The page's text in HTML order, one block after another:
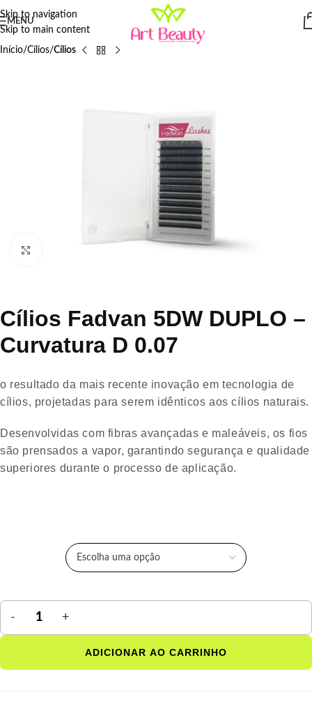
Skip to navigation
Skip to main content
MENU
Início Cílios Cílios
Cílios Fadvan 5DW DUPLO –
Curvatura D 0.07
o resultado da mais recente inovação em tecnologia de
cílios, projetadas para serem idênticos aos cílios naturais.
Desenvolvidas com fibras avançadas e maleáveis, os fios
são prensados a vapor, garantindo segurança e qualidade
superiores durante o processo de aplicação.
ADICIONAR AO CARRINHO